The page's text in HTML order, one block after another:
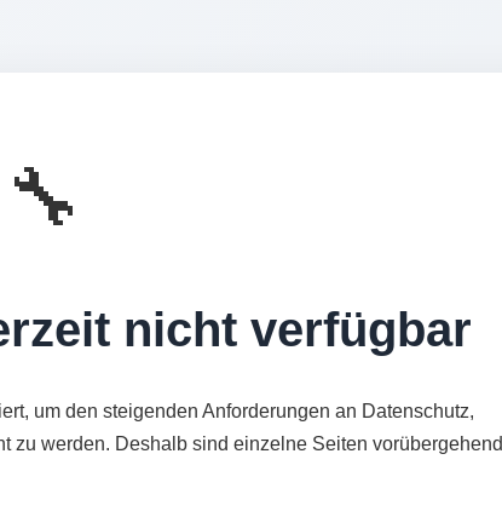
🔧
nicht verfügbar
um den steigenden Anforderungen an Datenschutz,
zu werden. Deshalb sind einzelne Seiten vorübergehend